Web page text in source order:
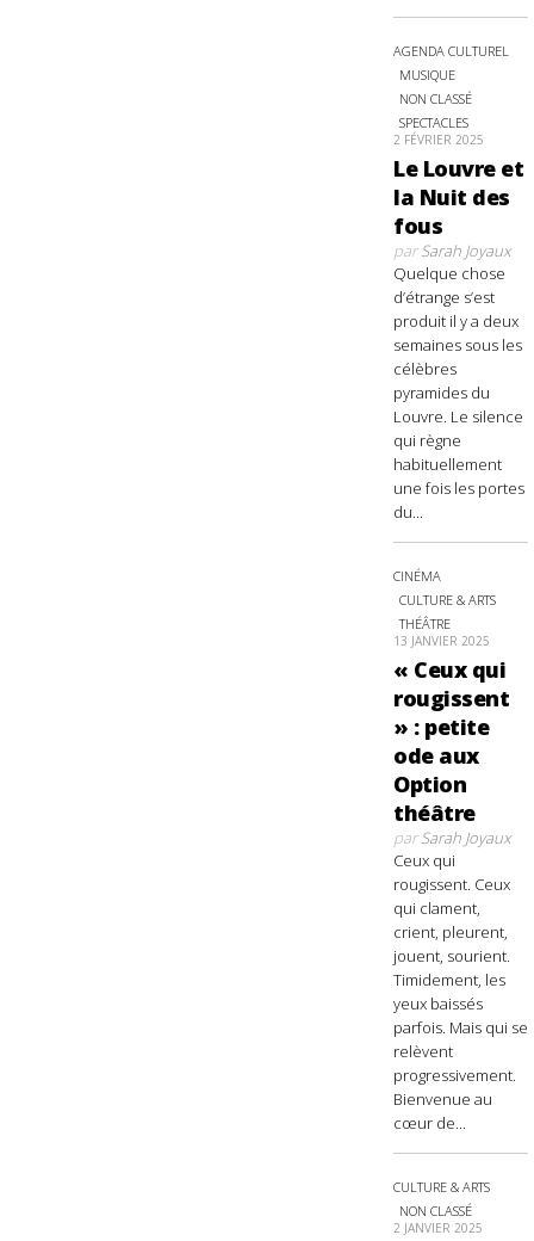
AGENDA CULTUREL
MUSIQUE
NON CLASSÉ
SPECTACLES
2 FÉVRIER 2025
Le Louvre et
la Nuit des
fous
parSarah Joyaux
Quelque chose
d’étrange s’est
produit il y a deux
semaines sous les
célèbres
pyramides du
Louvre. Le silence
qui règne
habituellement
une fois les portes
du...
CINÉMA
CULTURE & ARTS
THÉÂTRE
13 JANVIER 2025
« Ceux qui
rougissent
» : petite
ode aux
Option
théâtre
parSarah Joyaux
Ceux qui
rougissent. Ceux
qui clament,
crient, pleurent,
jouent, sourient.
Timidement, les
yeux baissés
parfois. Mais qui se
relèvent
progressivement.
Bienvenue au
cœur de...
CULTURE & ARTS
NON CLASSÉ
2 JANVIER 2025